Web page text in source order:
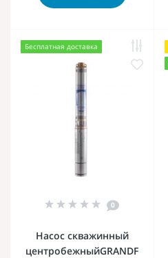
Бесплатная доставка
0
Насос скважинный
центробежныйGRANDF